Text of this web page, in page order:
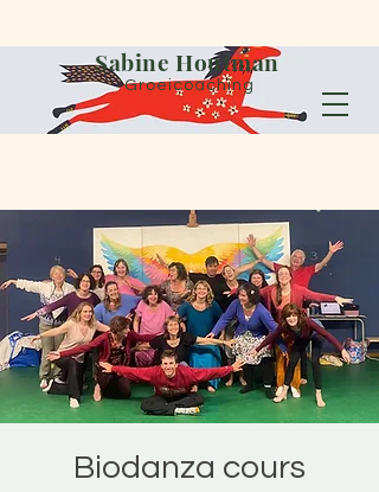
Sabine Houtman
Groeicoaching
Biodanza cours